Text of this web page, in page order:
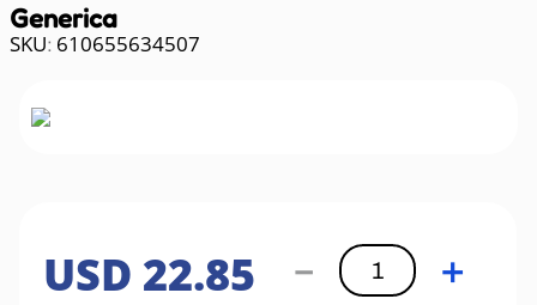
Generica
: 610655634507
USD 22.85 ＋
－